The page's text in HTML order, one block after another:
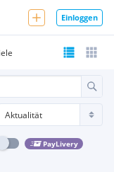
Einloggen
PayLivery